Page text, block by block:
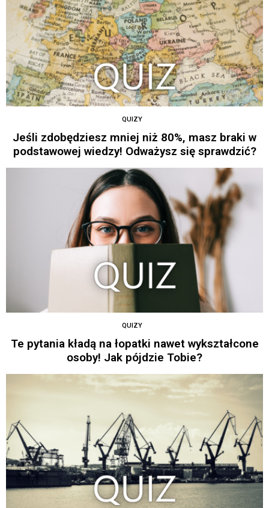
QUIZY
Jeśli zdobędziesz mniej niż 80%, masz braki w
podstawowej wiedzy! Odważysz się sprawdzić?
QUIZY
Te pytania kładą na łopatki nawet wykształcone
osoby! Jak pójdzie Tobie?